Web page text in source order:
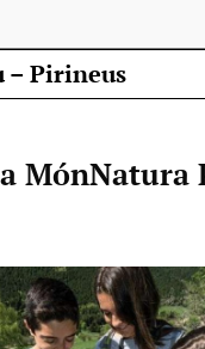
– Pirineus
MónNatura